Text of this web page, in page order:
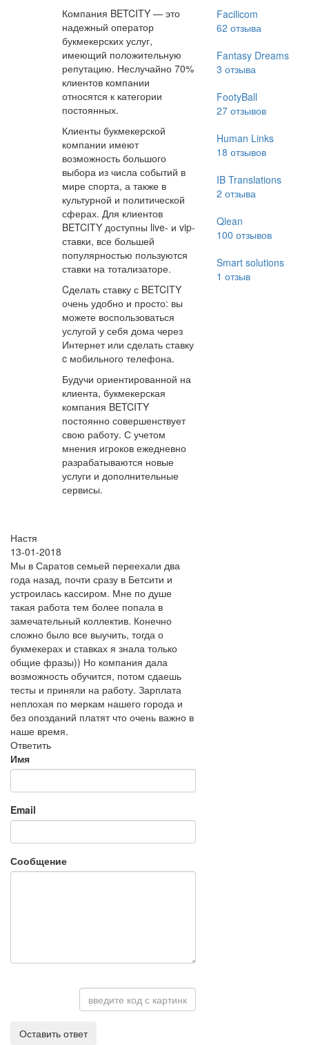
Компания BETCITY — это
надежный оператор
букмекерских услуг,
имеющий положительную
репутацию. Неслучайно 70%
клиентов компании
относятся к категории
постоянных.
Клиенты букмекерской
компании имеют
возможность большого
выбора из числа событий в
мире спорта, а также в
культурной и политической
сферах. Для клиентов
BETCITY доступны live- и vip-
ставки, все большей
популярностью пользуются
ставки на тотализаторе.
Cделать ставку с BETCITY
очень удобно и просто: вы
можете воспользоваться
услугой у себя дома через
Интернет или сделать ставку
c мобильного телефона.
Будучи ориентированной на
клиента, букмекерская
компания BETCITY
постоянно совершенствует
свою работу. С учетом
мнения игроков ежедневно
разрабатываются новые
услуги и дополнительные
сервисы.
Настя
13-01-2018
Мы в Саратов семьей переехали два
года назад, почти сразу в Бетсити и
устроилась кассиром. Мне по душе
такая работа тем более попала в
замечательный коллектив. Конечно
сложно было все выучить, тогда о
букмекерах и ставках я знала только
общие фразы)) Но компания дала
возможность обучится, потом сдаешь
тесты и приняли на работу. Зарплата
неплохая по меркам нашего города и
без опозданий платят что очень важно в
наше время.
Ответить
Имя
Email
Сообщение
Оставить ответ
Facilicom
62 отзыва
Fantasy Dreams
3 отзыва
FootyBall
27отзывов
Human Links
18 отзывов
IB Translations
2 отзыва
Qlean
100 отзывов
Smart solutions
1 отзыв